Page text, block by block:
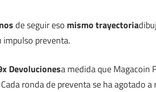
de seguir eso mismotrayectoria
preventa.
Devolucionesa medida que Magacoin
ronda de preventa se ha agotado a